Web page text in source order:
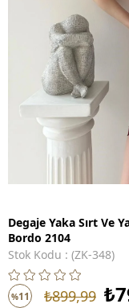
Degaje Yaka Sırt Ve
Bordo 2104
Stok Kodu
(ZK-348)
%11 ₺899,99